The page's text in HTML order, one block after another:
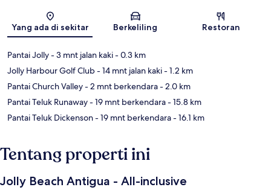
Yang ada di sekitar Berkeliling Restoran
Pantai Jolly- 3 mnt jalan kaki- 0.3 km
Jolly Harbour Golf Club- 14 mnt jalan kaki- 1.2 km
Pantai Church Valley- 2 mnt berkendara- 2.0 km
Pantai Teluk Runaway- 19 mnt berkendara- 15.8 km
Pantai Teluk Dickenson- 19 mnt berkendara- 16.1 km
Tentang properti ini
Jolly Beach Antigua - All-inclusive